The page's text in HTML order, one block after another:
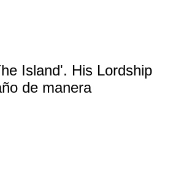
Island'. His Lordship
de manera